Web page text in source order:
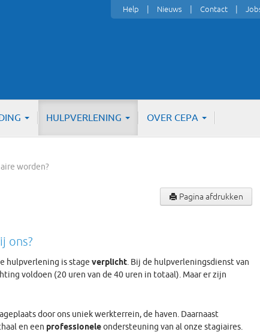
Help Nieuws Contact
HULPVERLENING OVER CEPA
worden?
Pagina afdrukken
ons?
hulpverlening is stage verplicht . Bij de hulpverleningsdienst van
voldoen (20 uren van de 40 uren in totaal). Maar er zijn
door ons uniek werkterrein, de haven. Daarnaast
en een professioneleondersteuning van al onze stagiaires.